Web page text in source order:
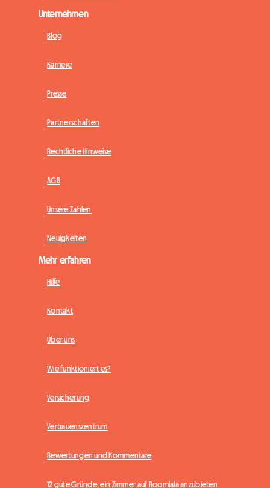
Unternehmen
Blog
Karriere
Presse
Partnerschaften
Rechtliche Hinweise
AGB
Unsere Zahlen
Neuigkeiten
Mehr erfahren
Hilfe
Kontakt
Über uns
Wie funktioniert es?
Versicherung
Vertrauenszentrum
Bewertungen und Kommentare
12 gute Gründe, ein Zimmer auf Roomlala anzubieten